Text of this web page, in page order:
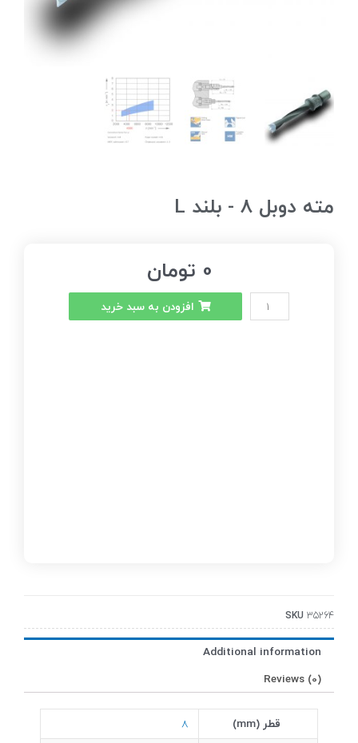
0 تومان
افزودن به سبد خرید
مته دوبل 8 - بلند L
SKU 35264
Additional information
Reviews (0)
قطر (mm)
8